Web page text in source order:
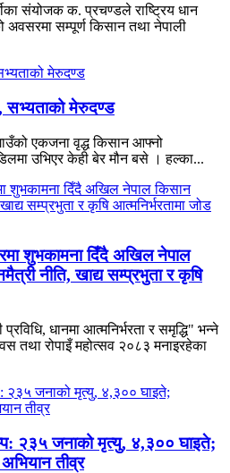
संयोजक क. प्रचण्डले राष्ट्रिय धान
अवसरमा सम्पूर्ण किसान तथा नेपाली
सभ्यताको मेरुदण्ड
एकजना वृद्ध किसान आफ्नो
उभिएर केही बेर मौन बसे । हल्का...
शुभकामना दिँदै अखिल नेपाल
नीति, खाद्य सम्प्रभुता र कृषि
धानमा आत्मनिर्भरता र समृद्धि" भन्ने
तथा रोपाइँ महोत्सव २०८३ मनाइरहेका
२३५ जनाको मृत्यु, ४,३०० घाइते;
अभियान तीव्र